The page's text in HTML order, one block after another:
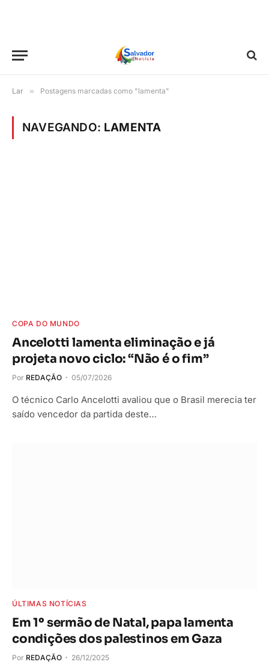
Lar » Postagens marcadas como "lamenta"
NAVEGANDO: LAMENTA
COPA DO MUNDO
Ancelotti lamenta eliminação e já
projeta novo ciclo: “Não é o fim”
Por REDAÇÃO 05/07/2026
O técnico Carlo Ancelotti avaliou que o Brasil merecia ter
saído vencedor da partida deste…
ÚLTIMAS NOTÍCIAS
Em 1º sermão de Natal, papa lamenta
condições dos palestinos em Gaza
Por REDAÇÃO 26/12/2025